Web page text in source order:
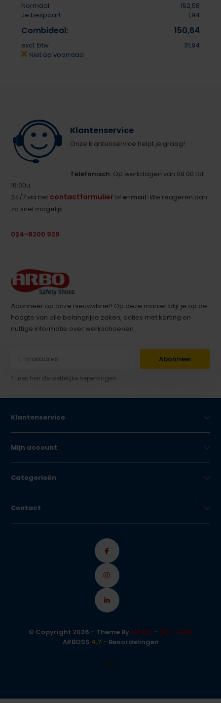
Normaal:
152,58
Je bespaart
1,94
Combideal: 150,64
excl. btw
31,84
Niet op voorraad
Klantenservice
Onze klantenservice helpt je graag!
Telefonisch: Op werkdagen van 09:00 tot
16:00u.
24/7 via het contactformulier ofe-mail. We reageren dan
zo snel mogelijk.
024-8200 929
Abonneer op onze nieuwsbrief! Op deze manier blijf je op de
hoogte van alle belangrijke zaken, acties met korting en
nuttige informatie over werkschoenen.
Abonneer
* Lees hier de wettelijke beperkingen
Klantenservice
Mijn account
Categorieën
Contact
© Copyright 2026 - Theme By DMWS - RSS-feed
ARBOSS 4,7 - Beoordelingen